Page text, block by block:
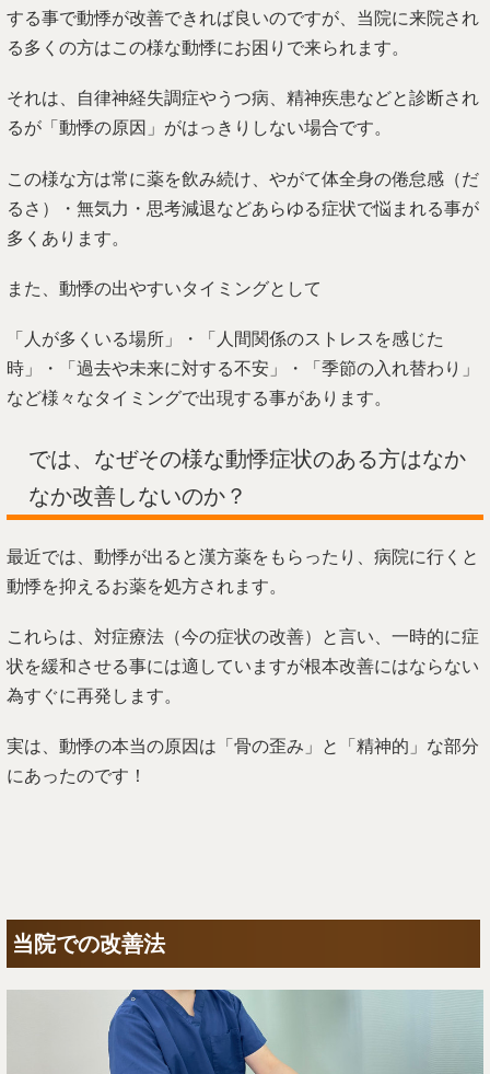
する事で動悸が改善できれば良いのですが、当院に来院され
る多くの方はこの様な動悸にお困りで来られます。
それは、自律神経失調症やうつ病、精神疾患などと診断され
るが「動悸の原因」がはっきりしない場合です。
この様な方は常に薬を飲み続け、やがて体全身の倦怠感（だ
るさ）・無気力・思考減退などあらゆる症状で悩まれる事が
多くあります。
また、動悸の出やすいタイミングとして
「人が多くいる場所」・「人間関係のストレスを感じた
時」・「過去や未来に対する不安」・「季節の入れ替わり」
など様々なタイミングで出現する事があります。
では、なぜその様な動悸症状のある方はなか
なか改善しないのか？
最近では、動悸が出ると漢方薬をもらったり、病院に行くと
動悸を抑えるお薬を処方されます。
これらは、対症療法（今の症状の改善）と言い、一時的に症
状を緩和させる事には適していますが根本改善にはならない
為すぐに再発します。
実は、動悸の本当の原因は「骨の歪み」と「精神的」な部分
にあったのです！
当院での改善法